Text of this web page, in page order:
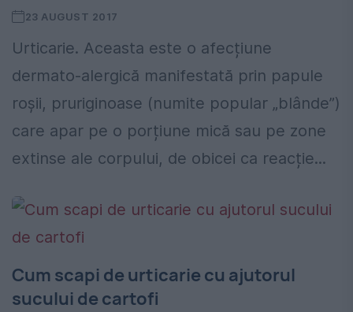
23 AUGUST 2017
Urticarie. Aceasta este o afecțiune
dermato-alergică manifestată prin papule
roșii, pruriginoase (numite popular „blânde”)
care apar pe o porțiune mică sau pe zone
extinse ale corpului, de obicei ca reacție...
Cum scapi de urticarie cu ajutorul
sucului de cartofi